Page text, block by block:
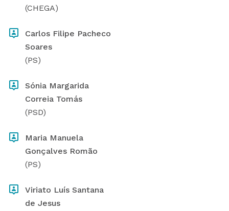
(CHEGA)
Carlos Filipe Pacheco
Soares
(PS)
Sónia Margarida
Correia Tomás
(PSD)
Maria Manuela
Gonçalves Romão
(PS)
Viriato Luís Santana
de Jesus